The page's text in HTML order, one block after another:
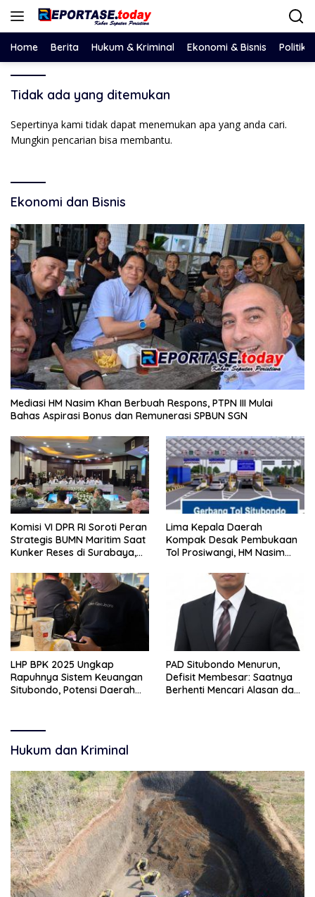
Langsung
Home Berita Hukum & Kriminal Ekonomi & Bisnis Politik
Tidak ada yang ditemukan
Sepertinya kami tidak dapat menemukan apa yang anda cari.
Mungkin pencarian bisa membantu.
Ekonomi dan Bisnis
Mediasi HM Nasim Khan Berbuah Respons, PTPN III Mulai
Bahas Aspirasi Bonus dan Remunerasi SPBUN SGN
Komisi VI DPR RI Soroti Peran
Strategis BUMN Maritim Saat
Kunker Reses di Surabaya,
Lima Kepala Daerah
Kompak Desak Pembukaan
Tol Prosiwangi, HM Nasim
Pemerintah Pusat
LHP BPK 2025 Ungkap
Rapuhnya Sistem Keuangan
Situbondo, Potensi Daerah
PAD Situbondo Menurun,
Defisit Membesar: Saatnya
Berhenti Mencari Alasan dan
Hukum dan Kriminal